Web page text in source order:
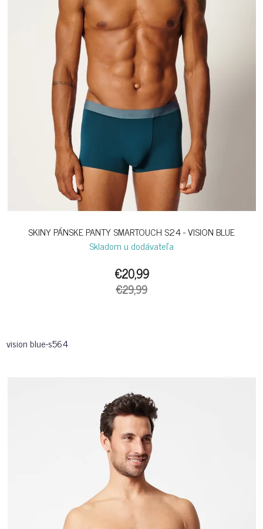
SKINY PÁNSKE PANTY SMARTOUCH S24 - VISION BLUE
Skladom u dodávateľa
€20,99
€29,99
vision blue-s564